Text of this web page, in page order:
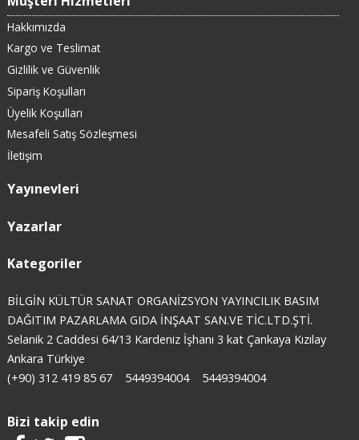
Hakkımızda
Kargo ve Teslimat
Gizlilik ve Güvenlik
Sipariş Koşulları
Üyelik Koşulları
Mesafeli Satış Sözleşmesi
İletişim
Yayınevleri
Yazarlar
Kategoriler
BİLGİN KÜLTÜR SANAT ORGANİZSYON YAYINCILIK BASIM
DAĞITIM PAZARLAMA GIDA İNŞAAT SAN.VE TİC.LTD.ŞTİ.
Selanik 2 Caddesi 64/13 Kardeniz İşhanı 3 kat Çankaya Kızılay
Ankara Türkiye
(+90) 312 419 85 67
5449394004 5449394004
Bizi takip edin